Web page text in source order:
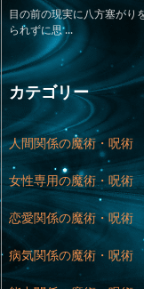
目の前の現実に八方塞がり
られずに思 ...
カテゴリー
人間関係の魔術・呪術
女性専用の魔術・呪術
恋愛関係の魔術・呪術
病気関係の魔術・呪術